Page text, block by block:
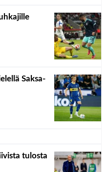
Saksa-
tulosta